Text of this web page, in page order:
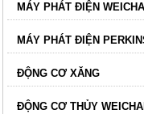
MÁY PHÁT ĐIỆN WEICHAI
MÁY PHÁT ĐIỆN
ĐỘNG CƠ XĂNG
ĐỘNG CƠ THỦY WEICHAI